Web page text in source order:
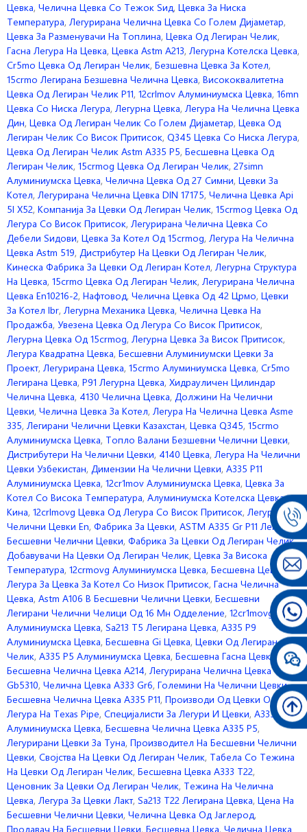
Цевка, Челична Цевка Со Тежок Ѕид, Цевка За Ниска
Температура, Легурирана Челична Цевка Со Голем Дијаметар,
Цевка За Разменувачи На Топлина, Цевка Од Легиран Челик,
Гасна Легура На Цевка, Цевка Astm A213, Легурна Котелска Цевка,
Cr5mo Цевка Од Легиран Челик, Безшевна Цевка За Котел,
15crmo Легирана Безшевна Челична Цевка, Висококвалитетна
Цевка Од Легиран Челик P11, 12crlmov Алуминиумска Цевка, 16mn
Цевка Со Ниска Легура, Легурна Цевка, Легура На Челична Цевка
Дин, Цевка Од Легиран Челик Со Голем Дијаметар, Цевка Од
Легиран Челик Со Висок Притисок, Q345 Цевка Со Ниска Легура,
Цевка Од Легиран Челик Astm A335 P5, Бесшевна Цевка Од
Легиран Челик, 15crmog Цевка Од Легиран Челик, 27simn
Алуминиумска Цевка, Челична Цевка Од 27 Симни, Цевки За
Котел, Легурирана Челична Цевка DIN 17175, Челична Цевка Api
5l X52, Компанија За Цевки Од Легиран Челик, 15crmog Цевка Од
Легура Со Висок Притисок, Легурирана Челична Цевка Со
Дебели Ѕидови, Цевка За Котел Од 15crmog, Легура На Челична
Цевка Astm 519, Дистрибутер На Цевки Од Легиран Челик,
Кинеска Фабрика За Цевки Од Легиран Котел, Легурна Структура
На Цевка, 15crmo Цевка Од Легиран Челик, Легурирана Челична
Цевка En10216-2, Нафтовод, Челична Цевка Од 42 Црмо, Цевки
За Котел Ibr, Легурна Механика Цевка, Челична Цевка На
Продажба, Увезена Цевка Од Легура Со Висок Притисок,
Легурна Цевка Од 15crmog, Легурна Цевка За Висок Притисок,
Легура Квадратна Цевка, Бесшевни Алуминиумски Цевки За
Проект, Легурирана Цевка, 15crmo Алуминиумска Цевка, Cr5mo
Легирана Цевка, P91 Легурна Цевка, Хидрауличен Цилиндар
Челична Цевка, 4130 Челична Цевка, Должини На Челични
Цевки, Челична Цевка За Котел, Легура На Челична Цевка Asme
335, Легирани Челични Цевки Казахстан, Цевка Q345, 15crmo
Алуминиумска Цевка, Топло Валани Безшевни Челични Цевки,
Дистрибутери На Челични Цевки, 4140 Цевка, Легура На Челични
Цевки Узбекистан, Димензии На Челични Цевки, A335 P11
Алуминиумска Цевка, 12cr1mov Алуминиумска Цевка, Цевка За
Котел Со Висока Температура, Алуминиумска Котелска Цевка
Кина, 12crlmovg Цевка Од Легура Со Висок Притисок, Легура На
Челични Цевки En, Фабрика За Цевки, ASTM A335 Gr P11 Легура
Бесшевни Челични Цевки, Фабрика За Цевки Од Легиран Челик,
Добавувачи На Цевки Од Легиран Челик, Цевка За Висока
Температура, 12crmovg Алуминиумска Цевка, Бесшевна Цевка,
Легура За Цевка За Котел Со Низок Притисок, Гасна Челична
Цевка, Astm A106 B Бесшевни Челични Цевки, Бесшевни
Легирани Челични Челици Од 16 Мн Одделение, 12cr1movg
Алуминиумска Цевка, Sa213 T5 Легирана Цевка, A335 P9
Алуминиумска Цевка, Бесшевна Gi Цевка, Цевки Од Легиран
Челик, A335 P5 Алуминиумска Цевка, Бесшевна Гасна Цевка ,
Бесшевна Челична Цевка A214, Легурирана Челична Цевка
Gb5310, Челична Цевка A333 Gr6, Големини На Челични Цевки,
Бесшевна Челична Цевка A335 P11, Производи Од Цевки Од
Легура На Texas Pipe, Специјалисти За Легури И Цевки, A335 P92
Алуминиумска Цевка, Бесшевна Челична Цевка A335 P5,
Легурирани Цевки За Туна, Производител На Бесшевни Челични
Цевки, Својства На Цевки Од Легиран Челик, Табела Со Тежина
На Цевки Од Легиран Челик, Бесшевна Цевка A333 T22,
Ценовник За Цевки Од Легиран Челик, Тежина На Челична
Цевка, Легура За Цевки Лакт, Sa213 T22 Легирана Цевка, Цена На
Бесшевни Челични Цевки, Челична Цевка Од Јаглерод,
Продавач На Бесшевни Цевки, Бесшевна Цевка, Челична Цевка